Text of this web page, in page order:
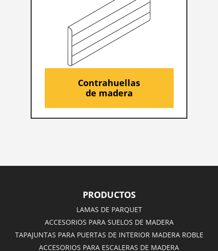
Contrahuellas
de madera
PRODUCTOS
LAMAS DE PARQUET
ACCESORIOS PARA SUELOS DE MADERA
TAPAJUNTAS PARA PUERTAS DE INTERIOR MADERA ROBLE
ACCESORIOS PARA ESCALERAS DE MADERA